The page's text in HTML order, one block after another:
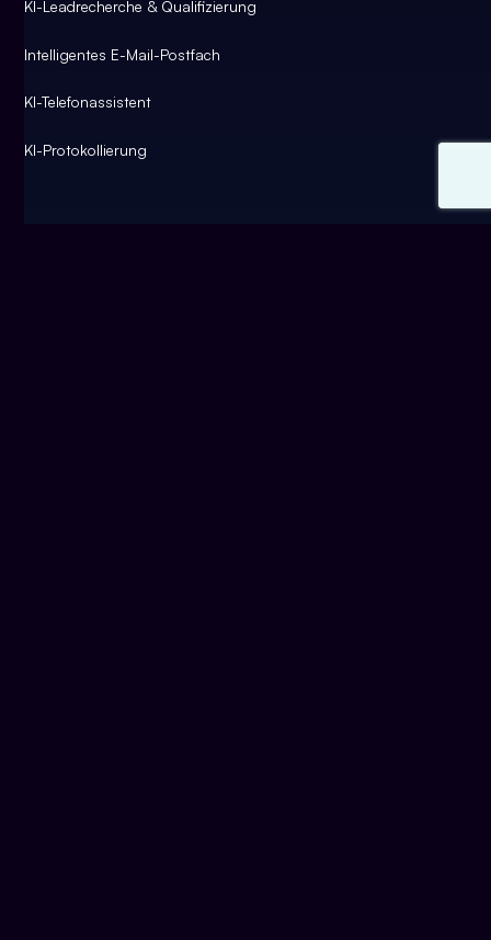
KI-Leadrecherche & Qualifizierung
Intelligentes E-Mail-Postfach
KI-Telefonassistent
KI-Protokollierung